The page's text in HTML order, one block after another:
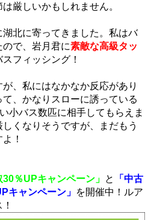
厳しいかもしれません。
北に寄ってきました。私はバ
で、岩月君に素敵な高級タッ
フィッシング！
、私にはなかなか反応があり
、かなりスローに誘っている
小バス数匹に相手してもらえま
くなりそうですが、まだもう
！
30％UPキャンペーン」 と
「中古
キャンペーン」 を開催中！ルア